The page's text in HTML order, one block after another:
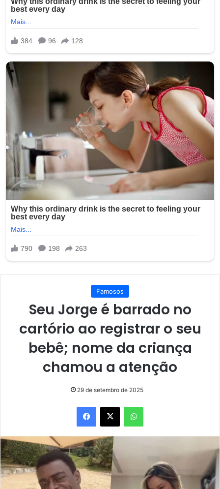
Famosos
Seu Jorge é barrado no
cartório ao registrar o seu
bebê; nome da criança
chamou a atenção
29 de setembro de 2025
Facebook
X WhatsApp